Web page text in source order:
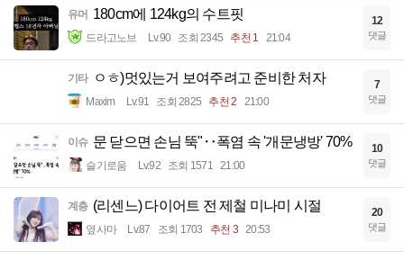
유머 180cm에 124kg의 수트핏
드라고노브 Lv.90 조회 2345 추천 1 21:04
12
댓글
기타 ㅇㅎ)멋있는거 보여주려고 준비한 처자
Maxim Lv.91 조회 2825 추천 2 21:00
7
댓글
이슈 문 닫으면 손님 뚝"‥폭염 속 '개문냉방' 70%
슬기로움 Lv.92 조회 1571 21:00
10
댓글
계층 (리센느) 다이어트 전 제철 미나미 시절
옆사마 Lv.87 조회 1703 추천 3 20:53
20
댓글